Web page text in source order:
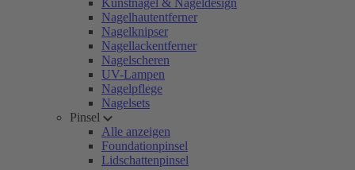
Kunstnägel & Nageldesign
Nagelhautentferner
Nagelknipser
Nagellackentferner
Nagelscheren
UV-Lampen
Nagelpflege
Nagelsets
Pinsel
Alle anzeigen
Foundationpinsel
Lidschattenpinsel